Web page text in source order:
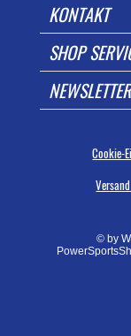
KONTAKT
SHOP
NEWSLETTER
Cookie-
© by